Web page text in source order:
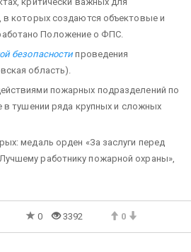
в которых создаются объектовые и
Положение о ФПС.
безопасностипроведения
область).
пожарных подразделений по
в тушении ряда крупных и сложных
медаль орден «За заслуги перед
работнику пожарной охраны»,
0 3392 0